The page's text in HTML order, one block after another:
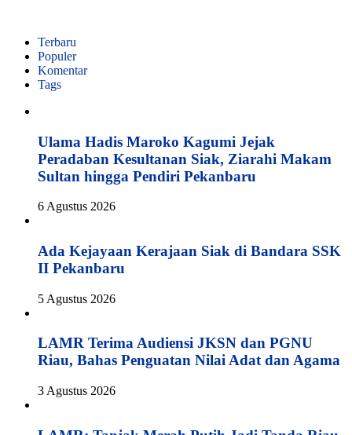
Terbaru
Populer
Komentar
Tags
Ulama Hadis Maroko Kagumi Jejak
Peradaban Kesultanan Siak, Ziarahi Makam
Sultan hingga Pendiri Pekanbaru
6 Agustus 2026
Ada Kejayaan Kerajaan Siak di Bandara SSK
II Pekanbaru
5 Agustus 2026
LAMR Terima Audiensi JKSN dan PGNU
Riau, Bahas Penguatan Nilai Adat dan Agama
3 Agustus 2026